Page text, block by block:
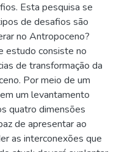
Esta pesquisa se
de desafios são
no Antropoceno?
estudo consiste no
de transformação da
Por meio de um
um levantamento
quatro dimensões
de apresentar ao
as interconexões que